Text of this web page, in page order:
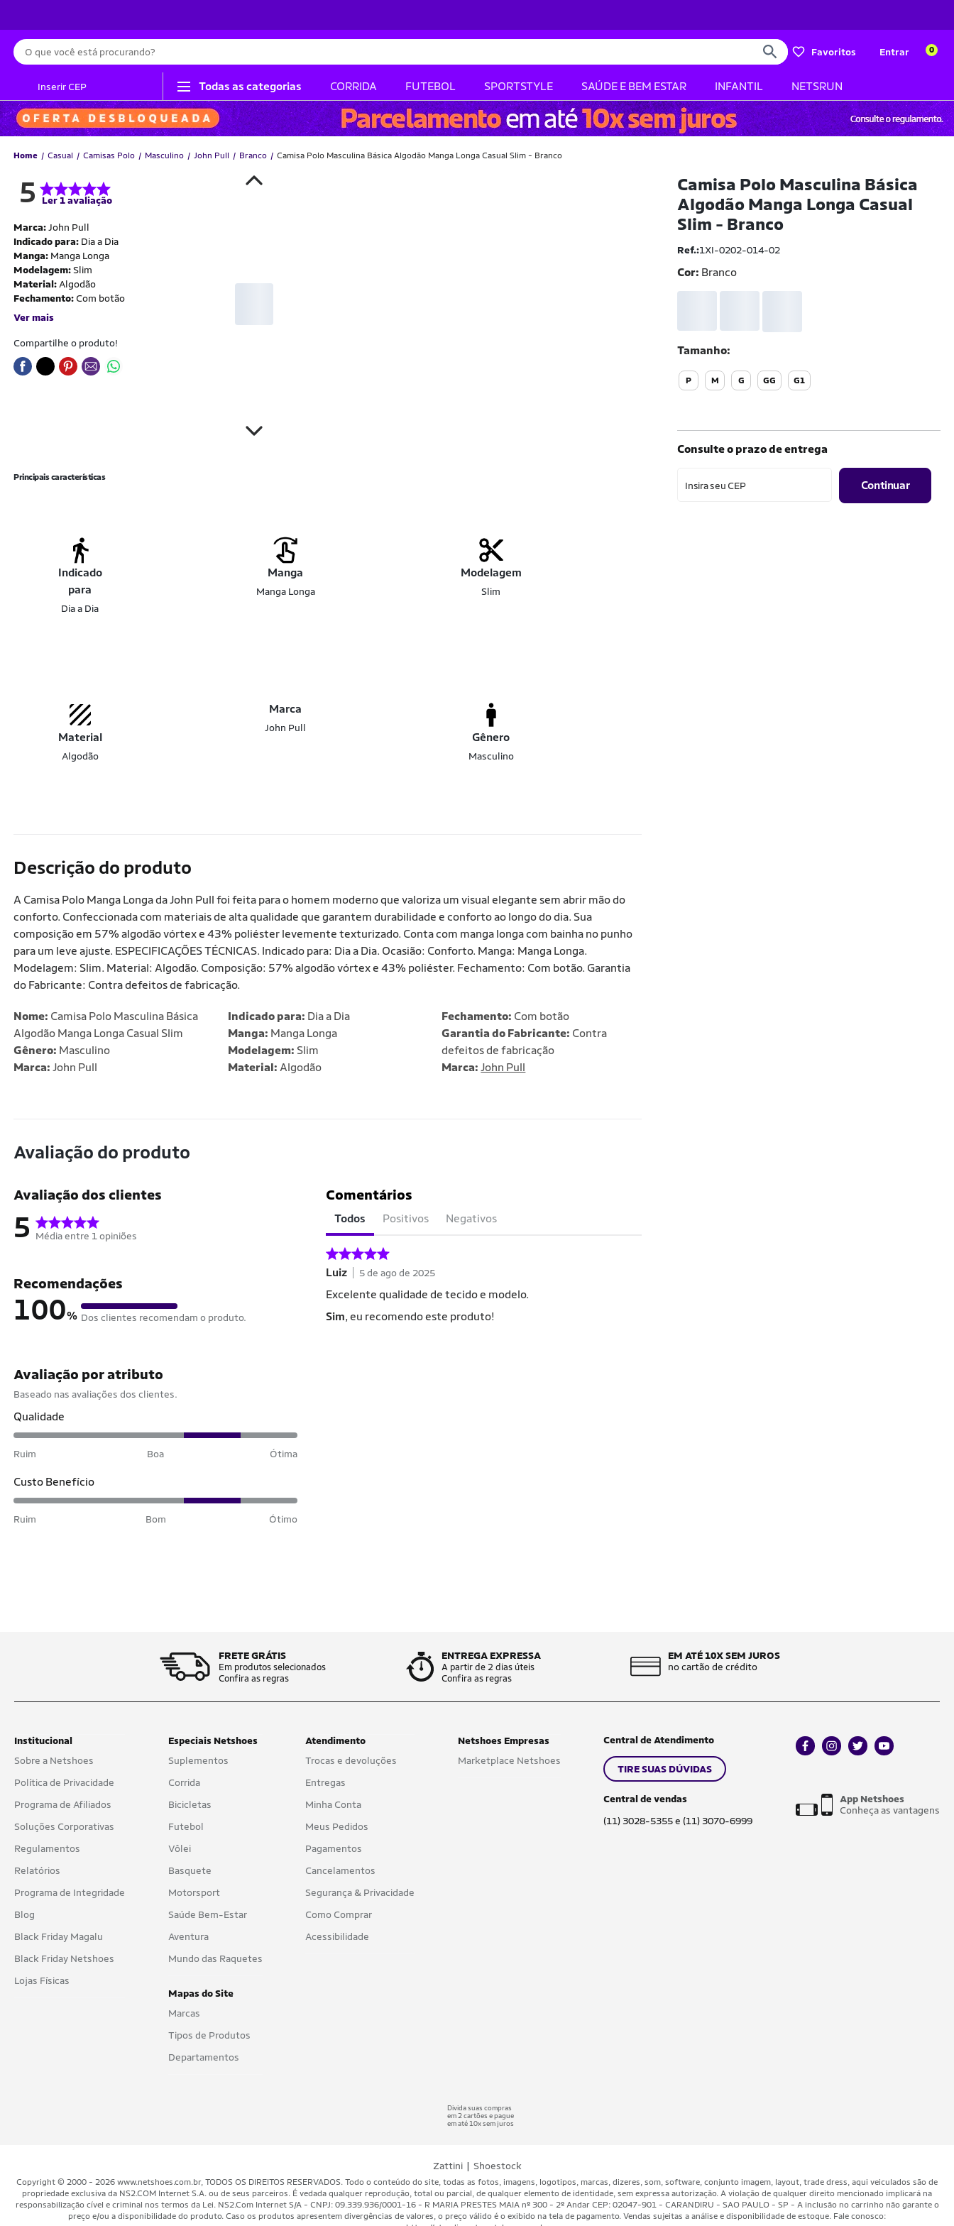
Busca
Favoritos Entrar 0
Inserir CEP Todas as categorias CORRIDA FUTEBOL SPORTSTYLE SAÚDE E BEM ESTAR INFANTIL NETSRUN
Home Casual Camisas Polo Masculino John Pull Branco Camisa Polo Masculina Básica Algodão Manga Longa Casual Slim - Branco
5 Ler 1 avaliação
Marca: John Pull
Indicado para: Dia a Dia
Manga: Manga Longa
Modelagem:Slim
Material: Algodão
Fechamento: Com botão
Ver mais
Compartilhe o produto!
Camisa Polo Masculina Básica
Algodão Manga Longa Casual
Slim - Branco
Ref.:1XI-0202-014-02
Cor: Branco
Tamanho
P M G GG G1
Consulte o prazo de entrega
Insira seu CEP Continuar
Principais características
Indicado
para
Dia a Dia
Manga
Manga Longa
Modelagem
Slim
Material
Algodão
Marca
John Pull
Gênero
Masculino
Descrição do produto
A Camisa Polo Manga Longa da John Pull foi feita para o homem moderno que valoriza um visual elegante sem abrir mão do
conforto. Confeccionada com materiais de alta qualidade que garantem durabilidade e conforto ao longo do dia. Sua
composição em 57% algodão vórtex e 43% poliéster levemente texturizado. Conta com manga longa com bainha no punho
para um leve ajuste. ESPECIFICAÇÕES TÉCNICAS. Indicado para: Dia a Dia. Ocasião: Conforto. Manga: Manga Longa.
Modelagem: Slim. Material: Algodão. Composição: 57% algodão vórtex e 43% poliéster. Fechamento: Com botão. Garantia
do Fabricante: Contra defeitos de fabricação.
Nome: Camisa Polo Masculina Básica
Algodão Manga Longa Casual Slim
Gênero: Masculino
Marca: John Pull
Indicado para: Dia a Dia
Manga: Manga Longa
Modelagem: Slim
Material: Algodão
Fechamento: Com botão
Garantia do Fabricante: Contra
defeitos de fabricação
Marca:John Pull
Avaliação do produto
Avaliação dos clientes
5 Média entre 1 opiniões
Recomendações
100% Dos clientes recomendam o produto.
Avaliação por atributo
Baseado nas avaliações dos clientes.
Qualidade
Ruim Boa Ótima
Custo Benefício
Ruim Bom Ótimo
Comentários
Todos Positivos Negativos
Luiz 5 de ago de 2025
Excelente qualidade de tecido e modelo.
Sim, eu recomendo este produto!
FRETE GRÁTIS
Em produtos selecionados
Confira as regras
ENTREGA EXPRESSA
A partir de 2 dias úteis
Confira as regras
EM ATÉ 10X SEM JUROS
no cartão de crédito
Institucional
Sobre a Netshoes
Política de Privacidade
Programa de Afiliados
Soluções Corporativas
Regulamentos
Relatórios
Programa de Integridade
Blog
Black Friday Magalu
Black Friday Netshoes
Lojas Físicas
Especiais Netshoes
Suplementos
Corrida
Bicicletas
Futebol
Vôlei
Basquete
Motorsport
Saúde Bem-Estar
Aventura
Mundo das Raquetes
Mapas do Site
Marcas
Tipos de Produtos
Departamentos
Atendimento
Trocas e devoluções
Entregas
Minha Conta
Meus Pedidos
Pagamentos
Cancelamentos
Segurança & Privacidade
Como Comprar
Acessibilidade
Netshoes Empresas
Marketplace Netshoes
Central de Atendimento
TIRE SUAS DÚVIDAS
Central de vendas
(11) 3028-5355 e (11) 3070-6999
facebookinstagram
twitteryoutube
App Netshoes
Conheça as vantagens
Divida suas compras
em 2 cartões e pague
em até 10x sem juros
Zattini | Shoestock
Copyright © 2000 - 2026 www.netshoes.com.br, TODOS OS DIREITOS RESERVADOS. Todo o conteúdo do site, todas as fotos, imagens, logotipos, marcas, dizeres, som, software, conjunto imagem, layout, trade dress, aqui veiculados são de
propriedade exclusiva da NS2.COM Internet S.A. ou de seus parceiros. É vedada qualquer reprodução, total ou parcial, de qualquer elemento de identidade, sem expressa autorização. A violação de qualquer direito mencionado implicará na
responsabilização cível e criminal nos termos da Lei. NS2.Com Internet S/A - CNPJ: 09.339.936/0001-16 - R MARIA PRESTES MAIA nº 300 - 2º Andar CEP: 02047-901 - CARANDIRU - SAO PAULO - SP - A inclusão no carrinho não garante o
preço e/ou a disponibilidade do produto. Caso os produtos apresentem divergências de valores, o preço válido é o exibido na tela de pagamento. Vendas sujeitas a análise e disponibilidade de estoque. Fale conosco: